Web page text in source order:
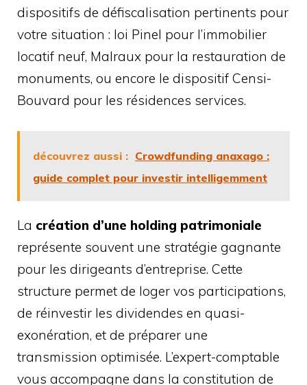
dispositifs de défiscalisation pertinents pour
votre situation : loi Pinel pour l’immobilier
locatif neuf, Malraux pour la restauration de
monuments, ou encore le dispositif Censi-
Bouvard pour les résidences services.
découvrez aussi : Crowdfunding anaxago :
guide complet pour investir intelligemment
La création d’une holding patrimoniale
représente souvent une stratégie gagnante
pour les dirigeants d’entreprise. Cette
structure permet de loger vos participations,
de réinvestir les dividendes en quasi-
exonération, et de préparer une
transmission optimisée. L’expert-comptable
vous accompagne dans la constitution de